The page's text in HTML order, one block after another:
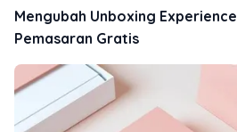
Mengubah Unboxing
Pemasaran Gratis